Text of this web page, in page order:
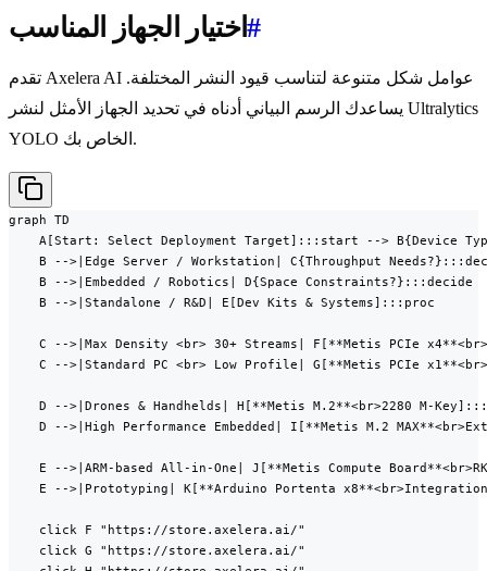
اختيار الجهاز المناسب#
تقدم Axelera AI عوامل شكل متنوعة لتناسب قيود النشر المختلفة.
يساعدك الرسم البياني أدناه في تحديد الجهاز الأمثل لنشر Ultralytics
YOLO الخاص بك.
graph TD
A[Start: Select Deployment Target]:::start --> B{Device
B -->|Edge Server / Workstation| C{Throughput
    B -->|Embedded / Robotics| D{Space Constraints?}:::decide
    B -->|Standalone / R&D| E[Dev Kits & Systems]:::proc
C -->|Max Density <br> 30+ Streams| F[**Metis PCIe
C -->|Standard PC <br> Low Profile| G[**Metis PCIe
D -->|Drones & Handhelds| H[**Metis M.2**<br>2280 M-
D -->|High Performance Embedded| I[**Metis M.2
E -->|ARM-based All-in-One| J[**Metis Compute
E -->|Prototyping| K[**Arduino Portenta
    click F "https://store.axelera.ai/"
    click G "https://store.axelera.ai/"